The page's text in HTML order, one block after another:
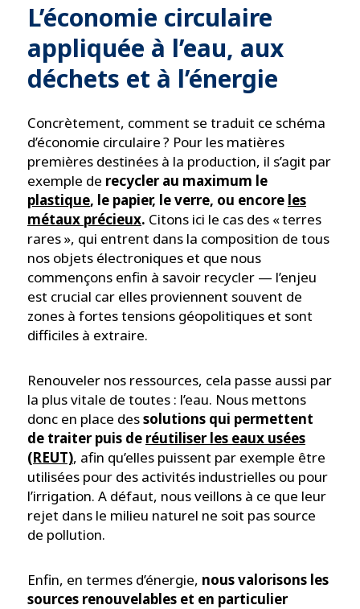
L’économie circulaire
appliquée à l’eau, aux
déchets et à l’énergie
Concrètement, comment se traduit ce schéma
d’économie circulaire ? Pour les matières
premières destinées à la production, il s’agit par
exemple de recycler au maximum le
plastique, le papier, le verre, ou encore les
métaux précieux. Citons ici le cas des « terres
rares », qui entrent dans la composition de tous
nos objets électroniques et que nous
commençons enfin à savoir recycler — l’enjeu
est crucial car elles proviennent souvent de
zones à fortes tensions géopolitiques et sont
difficiles à extraire.
Renouveler nos ressources, cela passe aussi par
la plus vitale de toutes : l’eau. Nous mettons
donc en place dessolutions qui permettent
de traiter puis de réutiliser les eaux usées
(REUT), afin qu’elles puissent par exemple être
utilisées pour des activités industrielles ou pour
l’irrigation. A défaut, nous veillons à ce que leur
rejet dans le milieu naturel ne soit pas source
de pollution.
Enfin, en termes d’énergie, nous valorisons les
sources renouvelables et en particulier